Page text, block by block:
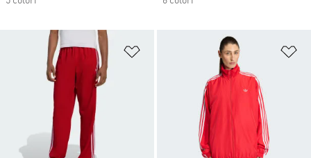
Aggiungi alla lista dei desideri